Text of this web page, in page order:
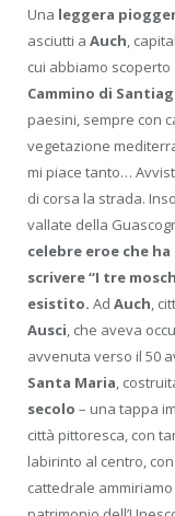
Una leggera
asciutti a Auch,
cui abbiamo scoperto
Cammino di
paesini, sempre con
vegetazione
mi piace tanto…
di corsa la strada.
vallate della
celebre eroe che
scrivere “I tre
esistito. Ad Auch,
Ausci, che aveva
avvenuta verso il 50
Santa Maria,
secolo – una tappa
città pittoresca, con
labirinto al centro,
cattedrale